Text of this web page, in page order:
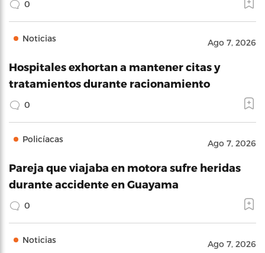
0
Noticias Ago 7, 2026
Hospitales exhortan a mantener citas y
tratamientos durante racionamiento
0
Policíacas Ago 7, 2026
Pareja que viajaba en motora sufre heridas
durante accidente en Guayama
0
Noticias Ago 7, 2026